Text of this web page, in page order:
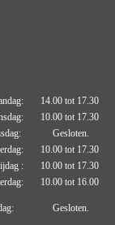
14.00 tot 17.30
10.00 tot 17.30
Gesloten.
10.00 tot 17.30
: 10.00 tot 17.30
10.00 tot 16.00
Gesloten.